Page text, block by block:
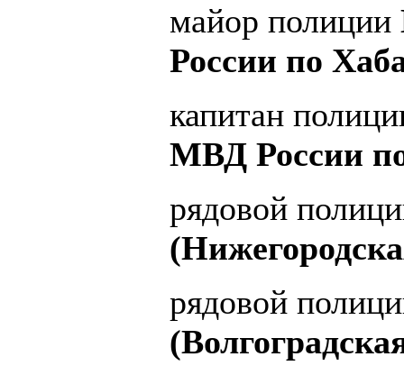
майор полиции
России по
капитан
МВД России
рядовой
рядовой